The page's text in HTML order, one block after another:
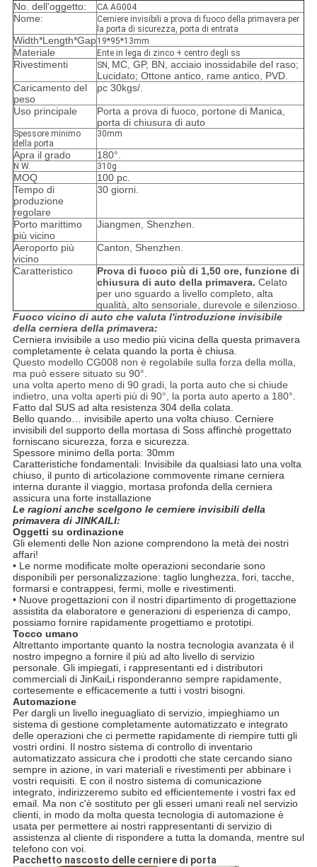
No. dell'oggetto:
CA AG004
Nome:
Cerniere invisibili a prova di fuoco della primavera per
la porta di sicurezza, porta di entrata
Width*Length*Gap19*95*13mm
Materiale Ente in lega di zinco + centro degli ss
Rivestimenti SN, MC, GP, BN, acciaio inossidabile del raso;
Lucidato; Ottone antico, rame antico, PVD.
Caricamento del
peso
pc 30kgs/.
Uso principale
Porta a prova di fuoco, portone di Manica,
porta di chiusura di auto
Spessore minimo
della porta
30mm
Apra il grado 180°.
N W. 310g
MOQ
100 pc.
Tempo di
produzione
regolare
30 giorni.
Porto marittimo
più vicino
Jiangmen, Shenzhen.
Aeroporto più
vicino
Canton, Shenzhen.
Caratteristico
Prova di fuoco più di 1,50 ore, funzione di
chiusura di auto della primavera. Celato
per uno sguardo a livello completo, alta
qualità, alto sensoriale, durevole e silenzioso.
Fuoco vicino di auto che valuta l'introduzione invisibile
della cerniera della primavera:
Cerniera invisibile a uso medio più vicina della questa primavera
completamente è celata quando la porta è chiusa.
Questo modello CG008 non è regolabile sulla forza della molla,
ma può essere situato su 90°.
una volta aperto meno di 90 gradi, la porta auto che si chiude
indietro, una volta aperti più di 90°, la porta auto aperto a 180°.
Fatto dal SUS ad alta resistenza 304 della colata.
Bello quando… invisibile aperto una volta chiuso. Cerniere
invisibili del supporto della mortasa di Soss affinchè progettato
forniscano sicurezza, forza e sicurezza.
Spessore minimo della porta: 30mm
Caratteristiche fondamentali: Invisibile da qualsiasi lato una volta
chiuso, il punto di articolazione commovente rimane cerniera
interna durante il viaggio, mortasa profonda della cerniera
assicura una forte installazione
Le ragioni anche scelgono le cerniere invisibili della
primavera di JINKAILI:
Oggetti su ordinazione
Gli elementi delle Non azione comprendono la metà dei nostri
affari!
• Le norme modificate molte operazioni secondarie sono
disponibili per personalizzazione: taglio lunghezza, fori, tacche,
formarsi e contrappesi, fermi, molle e rivestimenti.
• Nuove progettazioni con il nostri dipartimento di progettazione
assistita da elaboratore e generazioni di esperienza di campo,
possiamo fornire rapidamente progettiamo e prototipi.
Tocco umano
Altrettanto importante quanto la nostra tecnologia avanzata è il
nostro impegno a fornire il più ad alto livello di servizio
personale. Gli impiegati, i rappresentanti ed i distributori
commerciali di JinKaiLi risponderanno sempre rapidamente,
cortesemente e efficacemente a tutti i vostri bisogni.
Automazione
Per dargli un livello ineguagliato di servizio, impieghiamo un
sistema di gestione completamente automatizzato e integrato
delle operazioni che ci permette rapidamente di riempire tutti gli
vostri ordini. Il nostro sistema di controllo di inventario
automatizzato assicura che i prodotti che state cercando siano
sempre in azione, in vari materiali e rivestimenti per abbinare i
vostri requisiti. E con il nostro sistema di comunicazione
integrato, indirizzeremo subito ed efficientemente i vostri fax ed
email. Ma non c'è sostituto per gli esseri umani reali nel servizio
clienti, in modo da molta questa tecnologia di automazione è
usata per permettere ai nostri rappresentanti di servizio di
assistenza al cliente di rispondere a tutta la domanda, mentre sul
telefono con voi.
Pacchetto nascosto delle cerniere di porta